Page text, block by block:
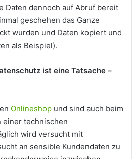
Daten dennoch auf Abruf bereit
geschehen das Ganze
wurden und Daten kopiert und
als Beispiel).
ist eine Tatsache –
Onlineshop und sind auch beim
einer technischen
wird versucht mit
an sensible Kundendaten zu